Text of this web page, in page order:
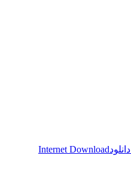
Internet Download